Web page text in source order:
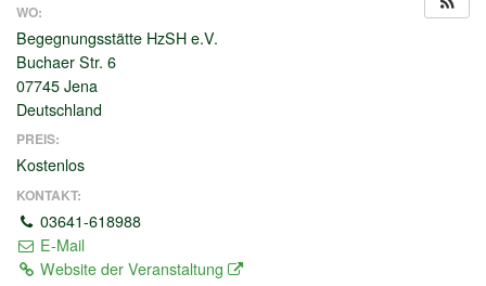
WO:
Begegnungsstätte HzSH e.V.
Buchaer Str. 6
07745 Jena
Deutschland
PREIS:
Kostenlos
KONTAKT:
03641-618988
E-Mail
Website der Veranstaltung